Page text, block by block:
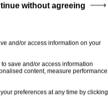
and/or access information on your
save and/or access information
content, measure performance
preferences at any time by clicking
without agreeing